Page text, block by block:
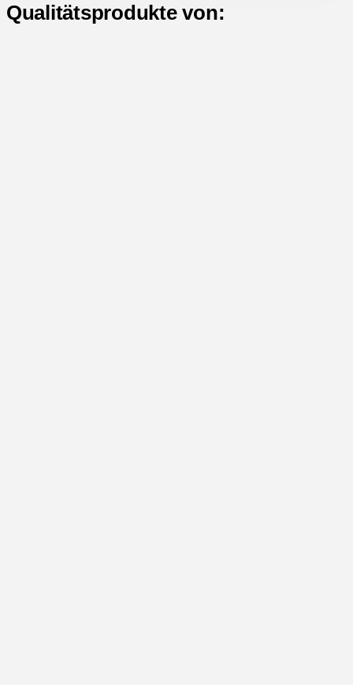
Qualitätsprodukte von: